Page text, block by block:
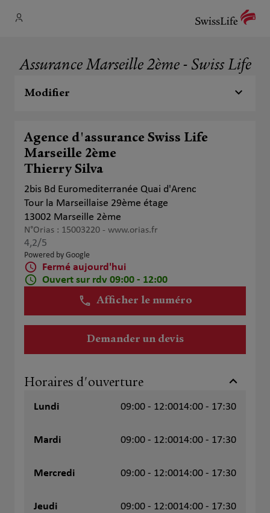
Assurance Marseille 2ème - Swiss Life
Modifier
Agence d'assurance Swiss Life
Marseille 2ème
Thierry Silva
2bis Bd Euromediterranée Quai d'Arenc
Tour la Marseillaise 29ème étage
13002 Marseille 2ème
N°Orias : 15003220 - www.orias.fr
4,2/5
Powered by Google
Fermé aujourd'hui
Ouvert sur rdv 09:00 - 12:00
Afficher le numéro
Demander un devis
Horaires d'ouverture
Lundi 09:00 - 12:0014:00 - 17:30
Mardi 09:00 - 12:0014:00 - 17:30
Mercredi 09:00 - 12:0014:00 - 17:30
Jeudi 09:00 - 12:0014:00 - 17:30